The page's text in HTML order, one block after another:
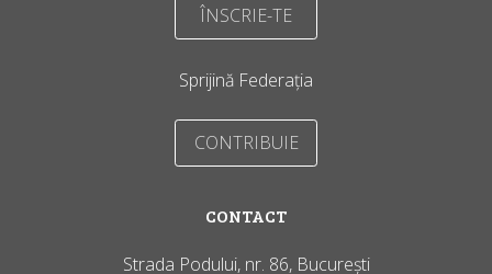
ÎNSCRIE-TE
Sprijină Federația
CONTRIBUIE
CONTACT
Strada Podului, nr. 86, București